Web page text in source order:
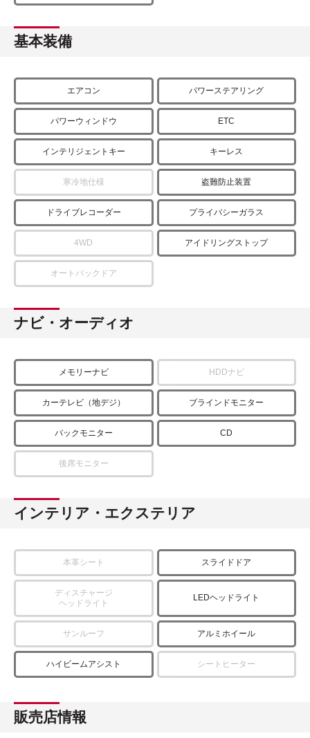
基本装備
エアコン パワーステアリング
パワーウィンドウ ETC
インテリジェントキー キーレス
寒冷地仕様 盗難防止装置
ドライブレコーダー プライバシーガラス
4WD アイドリングストップ
オートバックドア
ナビ・オーディオ
メモリーナビ HDDナビ
カーテレビ（地デジ） ブラインドモニター
バックモニター CD
後席モニター
インテリア・エクステリア
本革シート スライドドア
ディスチャージ
ヘッドライト
LEDヘッドライト
サンルーフ アルミホイール
ハイビームアシスト シートヒーター
販売店情報